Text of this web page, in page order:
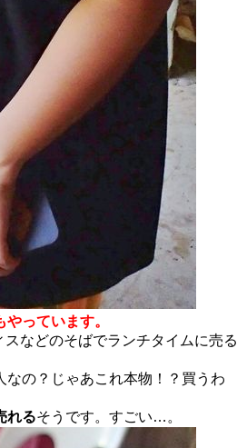
っています。
などのそばでランチタイムに売る
なの？じゃあこれ本物！？買うわ
れるそうです。すごい…。